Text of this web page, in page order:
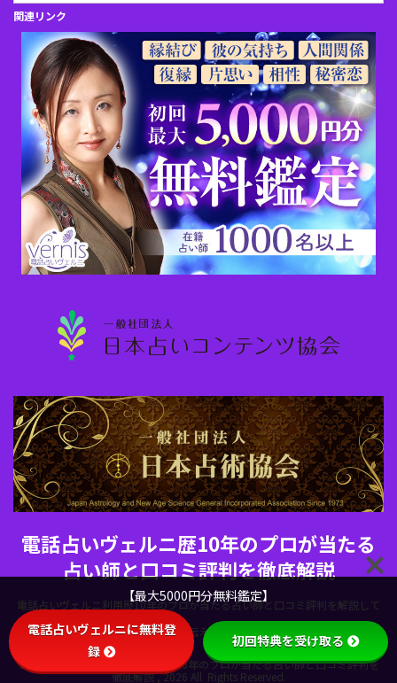
関連リンク
電話占いヴェルニ歴10年のプロが当たる
占い師と口コミ評判を徹底解説
電話占いヴェルニ利用歴10年のプロが当たる占い師と口コミ評判を解説して
います。電話占いヴェルニの魅力を伝えるために当サイトを設立しました。
Copyright© 電話占いヴェルニ歴10年のプロが当たる占い師と口コミ評判を
徹底解説 , 2026 All Rights Reserved.
【最大5000円分無料鑑定】
電話占いヴェルニに無料登
録
初回特典を受け取る